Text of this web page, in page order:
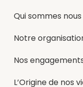
Qui sommes nous
Notre
Nos
L’Origine de nos